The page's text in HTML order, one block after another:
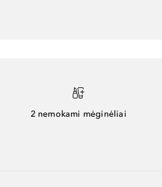
2 nemokami mėginėliai